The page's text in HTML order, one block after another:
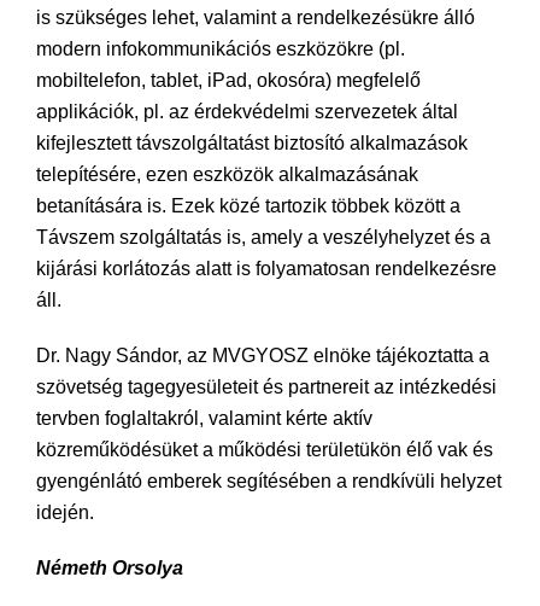
is szükséges lehet, valamint a rendelkezésükre álló
modern infokommunikációs eszközökre (pl.
mobiltelefon, tablet, iPad, okosóra) megfelelő
applikációk, pl. az érdekvédelmi szervezetek által
kifejlesztett távszolgáltatást biztosító alkalmazások
telepítésére, ezen eszközök alkalmazásának
betanítására is. Ezek közé tartozik többek között a
Távszem szolgáltatás is, amely a veszélyhelyzet és a
kijárási korlátozás alatt is folyamatosan rendelkezésre
áll.
Dr. Nagy Sándor, az MVGYOSZ elnöke tájékoztatta a
szövetség tagegyesületeit és partnereit az intézkedési
tervben foglaltakról, valamint kérte aktív
közreműködésüket a működési területükön élő vak és
gyengénlátó emberek segítésében a rendkívüli helyzet
idején.
Németh Orsolya